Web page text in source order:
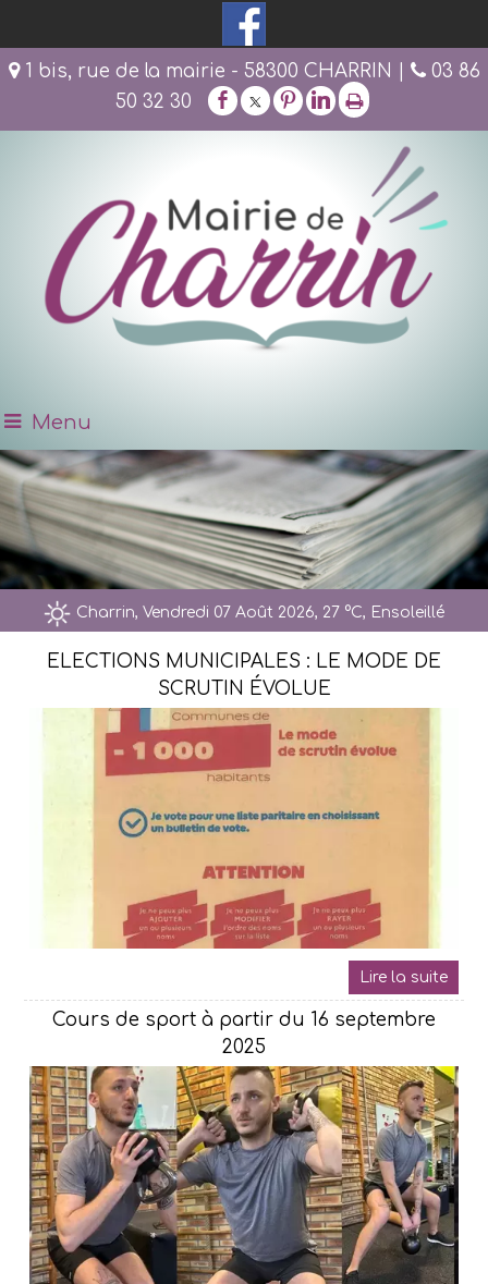
1 bis, rue de la mairie - 58300 CHARRIN |
03 86
50 32 30
Menu
Charrin, Vendredi 07 Août 2026, 27 °C, Ensoleillé
ELECTIONS MUNICIPALES : LE MODE DE
SCRUTIN ÉVOLUE
Cours de sport à partir du 16 septembre
2025